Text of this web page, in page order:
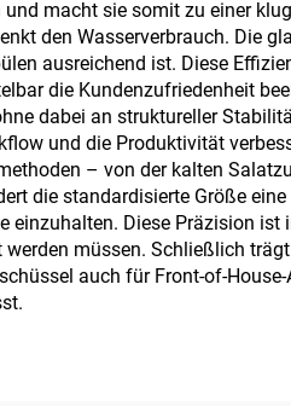
macht sie somit zu einer
den Wasserverbrauch. Die
ausreichend ist. Diese
die Kundenzufriedenheit
dabei an struktureller
und die Produktivität
– von der kalten
die standardisierte Größe
Diese Präzision
müssen. Schließlich
auch für Front-of-